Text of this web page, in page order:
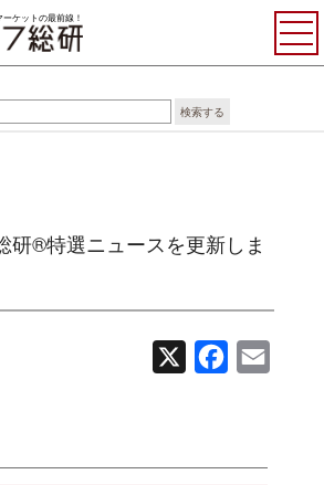
ケットの最前線！
検索する
研®特選ニュースを更新しま
Facebook